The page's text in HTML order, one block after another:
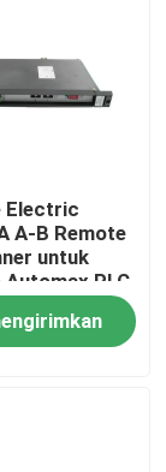
Electric
A-B Remote
untuk
Automax PLC
Rev 01